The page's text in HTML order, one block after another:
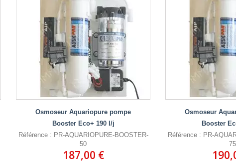
Osmoseur Aquariopure pompe
Booster Eco+ 190 l/j
Référence : PR-AQUARIOPURE-BOOSTER-
50
187,00 €
Osmoseur
Booster
Référence : PR-
75